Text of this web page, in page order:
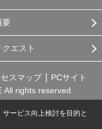
要
エスト
スマップ
PCサイト
rights reserved.
ービス向上検討を目的と